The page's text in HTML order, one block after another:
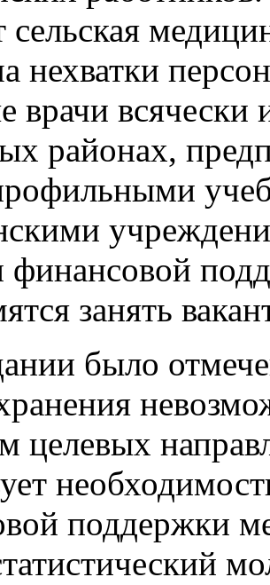
сельская
нехватки
всячески
районах,
финансовой
занять
было
целевых
поддержки